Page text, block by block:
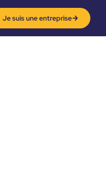
Je suis une entreprise